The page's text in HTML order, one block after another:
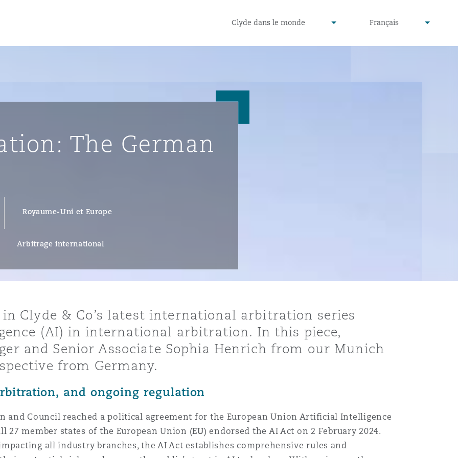
des
et
et
undefined
Clyde dans le monde
▾
undefined
Français
▾
The German
Royaume-Uni et Europe
Arbitrage international
Clyde & Co’s latest international arbitration series
(AI) in international arbitration. In this piece,
and Senior Associate Sophia Henrich from our Munich
from Germany.
and ongoing regulation
and Council reached a political agreement for the European Union Artificial Intelligence
27 member states of the European Union (EU) endorsed the AI Act on 2 February 2024.
all industry branches, the AI Act establishes comprehensive rules and